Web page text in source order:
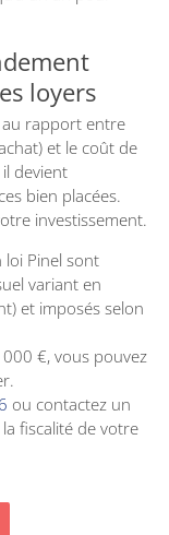
loyers
rapport entre
et le coût de
devient
bien placées.
investissement.
loi Pinel sont
variant en
et imposés selon
000 €, vous pouvez
ou contactez un
fiscalité de votre